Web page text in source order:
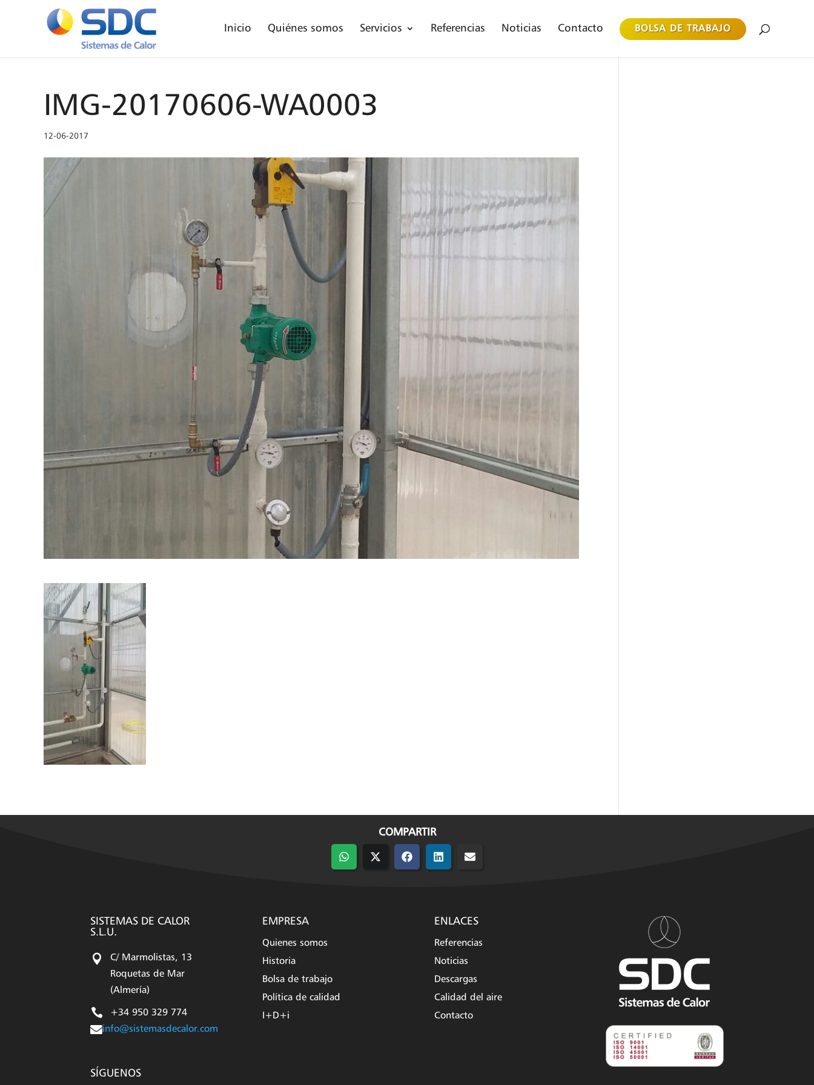
Inicio Quiénes somos Servicios Referencias Noticias Contacto BOLSA DE TRABAJO
IMG-20170606-WA0003
12-06-2017
COMPARTIR
Compartir
en
CompartirCompartir
en
Compartir
en
Compartir
SISTEMAS DE CALOR
S.L.U.

C/ Marmolistas, 13
Roquetas de Mar
(Almería)
 +34 950 329 774
info@sistemasdecalor.com
SÍGUENOS
EMPRESA
Quienes somos
Historia
Bolsa de trabajo
Política de calidad
I+D+i
ENLACES
Referencias
Noticias
Descargas
Calidad del aire
Contacto